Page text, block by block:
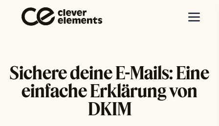
Sichere deine E-Mails: Eine
einfache Erklärung von
DKIM